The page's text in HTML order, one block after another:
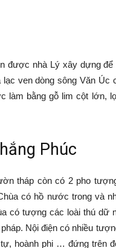
được nhà Lý xây dựng
ven dòng sông Văn Úc
làm bằng gỗ lim cột lớn,
Phúc
tháp còn có 2 pho
có hồ nước trong và
có tượng các loài thú
Nội điện có nhiều
hoành phi … đứng trên